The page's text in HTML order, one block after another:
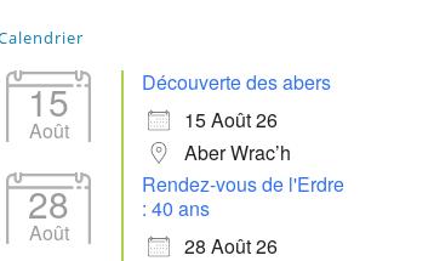
15
Août
Découverte des abers
15 Août 26
Aber Wrac’h
28
Août
Rendez-vous de l'Erdre
: 40 ans
28 Août 26